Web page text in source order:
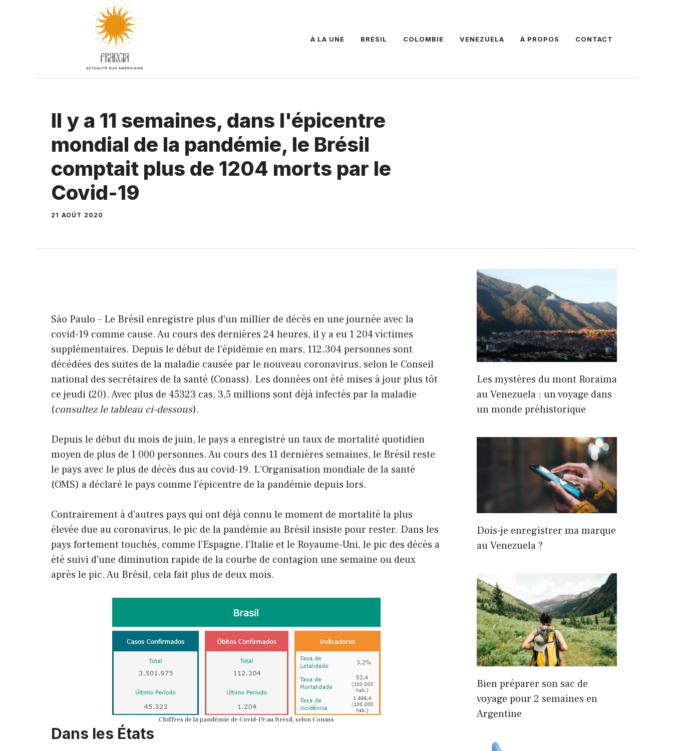
À LA UNE BRÉSIL COLOMBIE VENEZUELA À PROPOS CONTACT
Il y a 11 semaines, dans l'épicentre
mondial de la pandémie, le Brésil
comptait plus de 1204 morts par le
Covid-19
21 AOÛT 2020
São Paulo – Le Brésil enregistre plus d'un millier de décès en une journée avec la
covid-19 comme cause. Au cours des dernières 24 heures, il y a eu 1 204 victimes
supplémentaires. Depuis le début de l'épidémie en mars, 112.304 personnes sont
décédées des suites de la maladie causée par le nouveau coronavirus, selon le Conseil
national des secrétaires de la santé (Conass). Les données ont été mises à jour plus tôt
ce jeudi (20). Avec plus de 45323 cas, 3,5 millions sont déjà infectés par la maladie
(consultez le tableau ci-dessous).
Depuis le début du mois de juin, le pays a enregistré un taux de mortalité quotidien
moyen de plus de 1 000 personnes. Au cours des 11 dernières semaines, le Brésil reste
le pays avec le plus de décès dus au covid-19. L'Organisation mondiale de la santé
(OMS) a déclaré le pays comme l'épicentre de la pandémie depuis lors.
Contrairement à d'autres pays qui ont déjà connu le moment de mortalité la plus
élevée due au coronavirus, le pic de la pandémie au Brésil insiste pour rester. Dans les
pays fortement touchés, comme l'Espagne, l'Italie et le Royaume-Uni, le pic des décès a
été suivi d'une diminution rapide de la courbe de contagion une semaine ou deux
après le pic. Au Brésil, cela fait plus de deux mois.
Chiffres de la pandémie de Covid-19 au Brésil, selon Conass
Dans les États
Les mystères du mont Roraima
au Venezuela : un voyage dans
un monde préhistorique
Dois-je enregistrer ma marque
au Venezuela ?
Bien préparer son sac de
voyage pour 2 semaines en
Argentine